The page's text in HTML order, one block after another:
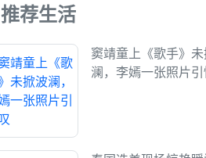
推荐生活
窦靖童上《歌手》
澜，李嫣一张照片